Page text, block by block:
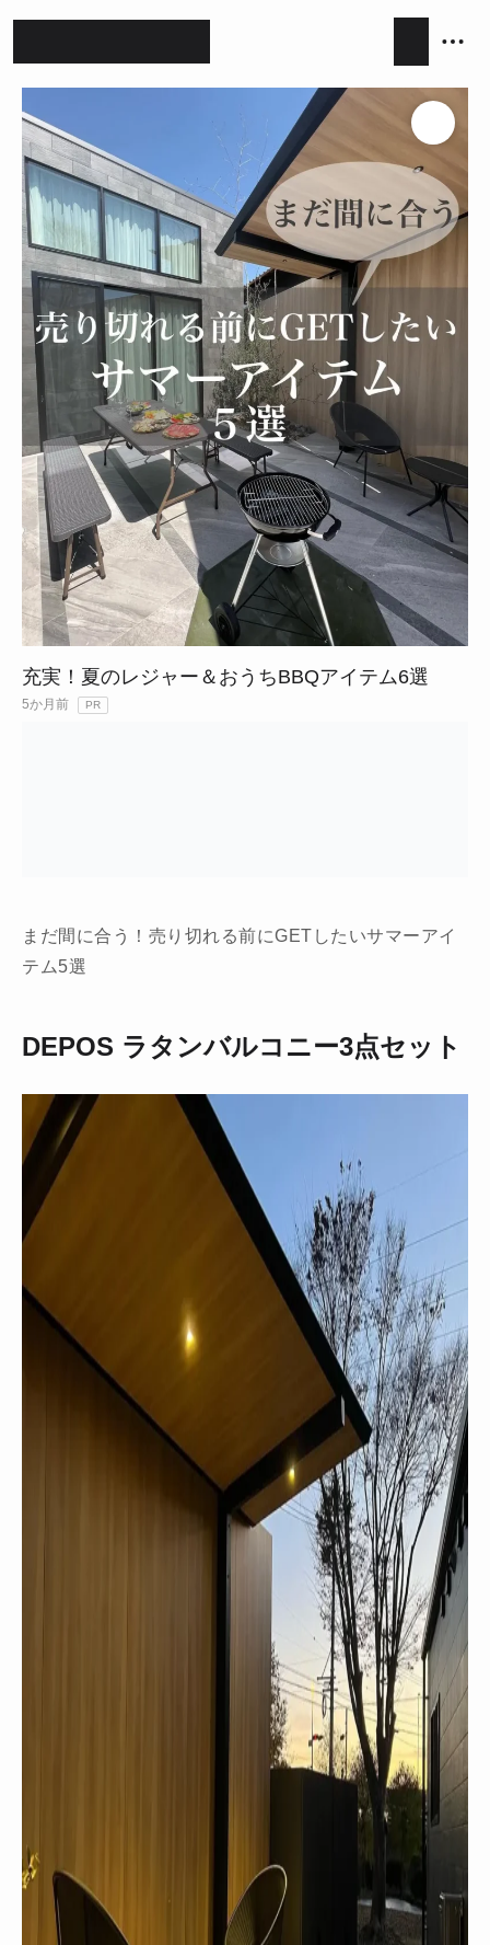
充実！夏のレジャー＆おうちBBQアイテム6選
5か月前 PR
まだ間に合う！売り切れる前にGETしたいサマーアイ
テム5選
DEPOS ラタンバルコニー3点セット
ジャパンディ
キッチン
ダイニング
積水ハウス
アイ工務店
住友林業
設計事務所
キッチンハウス / kitchenhouse
LIXIL